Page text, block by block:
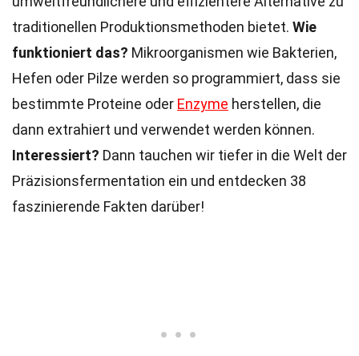
traditionellen Produktionsmethoden bietet. Wie
funktioniert das? Mikroorganismen wie Bakterien,
Hefen oder Pilze werden so programmiert, dass sie
bestimmte Proteine oder Enzyme herstellen, die
dann extrahiert und verwendet werden können.
Interessiert? Dann tauchen wir tiefer in die Welt der
Präzisionsfermentation ein und entdecken 38
faszinierende Fakten darüber!